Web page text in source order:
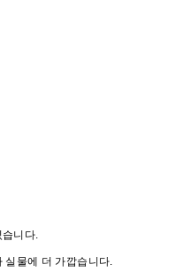
니다.
실물에 더 가깝습니다.